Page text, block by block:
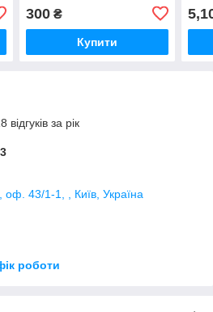
полірована
300₴
Купити
за рік
оф. 43/1-1, , Київ, Україна
роботи